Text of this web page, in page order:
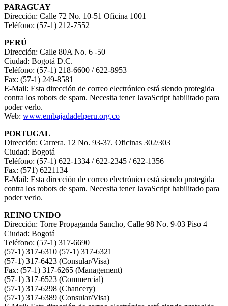
PARAGUAY
Dirección: Calle 72 No. 10-51 Oficina 1001
Teléfono: (57-1) 212-7552
PERÚ
Dirección: Calle 80A No. 6 -50
Ciudad: Bogotá D.C.
Teléfono: (57-1) 218-6600 / 622-8953
Fax: (57-1) 249-8581
E-Mail: Esta dirección de correo electrónico está siendo protegida
contra los robots de spam. Necesita tener JavaScript habilitado para
poder verlo.
Web: www.embajadadelperu.org.co
PORTUGAL
Dirección: Carrera. 12 No. 93-37. Oficinas 302/303
Ciudad: Bogotá
Teléfono: (57-1) 622-1334 / 622-2345 / 622-1356
Fax: (571) 6221134
E-Mail: Esta dirección de correo electrónico está siendo protegida
contra los robots de spam. Necesita tener JavaScript habilitado para
poder verlo.
REINO UNIDO
Dirección: Torre Propaganda Sancho, Calle 98 No. 9-03 Piso 4
Ciudad: Bogotá
Teléfono: (57-1) 317-6690
(57-1) 317-6310 (57-1) 317-6321
(57-1) 317-6423 (Consular/Visa)
Fax: (57-1) 317-6265 (Management)
(57-1) 317-6523 (Commercial)
(57-1) 317-6298 (Chancery)
(57-1) 317-6389 (Consular/Visa)